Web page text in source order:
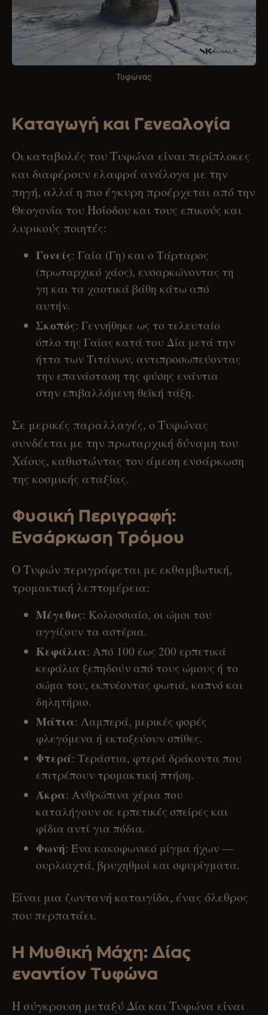
Τυφώνας
Καταγωγή και Γενεαλογία
Οι καταβολές του Τυφώνα είναι περίπλοκες
και διαφέρουν ελαφρά ανάλογα με την
πηγή, αλλά η πιο έγκυρη προέρχεται από την
Θεογονία του Ησίοδου και τους επικούς και
λυρικούς ποιητές:
Γονείς: Γαία (Γη) και ο Τάρταρος
(πρωταρχικό χάος), ενσαρκώνοντας τη
γη και τα χαοτικά βάθη κάτω από
αυτήν.
Σκοπός: Γεννήθηκε ως το τελευταίο
όπλο της Γαίας κατά του Δία μετά την
ήττα των Τιτάνων, αντιπροσωπεύοντας
την επανάσταση της φύσης ενάντια
στην επιβαλλόμενη θεϊκή τάξη.
Σε μερικές παραλλαγές, ο Τυφώνας
συνδέεται με την πρωταρχική δύναμη του
Χάους, καθιστώντας τον άμεση ενσάρκωση
της κοσμικής αταξίας.
Φυσική Περιγραφή:
Ενσάρκωση Τρόμου
Ο Τυφών περιγράφεται με εκθαμβωτική,
τρομακτική λεπτομέρεια:
Μέγεθος: Κολοσσιαίο, οι ώμοι του
αγγίζουν τα αστέρια.
Κεφάλια: Από 100 έως 200 ερπετικά
κεφάλια ξεπηδούν από τους ώμους ή το
σώμα του, εκπνέοντας φωτιά, καπνό και
δηλητήριο.
Μάτια: Λαμπερά, μερικές φορές
φλεγόμενα ή εκτοξεύουν σπίθες.
Φτερά: Τεράστια, φτερά δράκοντα που
επιτρέπουν τρομακτική πτήση.
Άκρα: Ανθρώπινα χέρια που
καταλήγουν σε ερπετικές σπείρες και
φίδια αντί για πόδια.
Φωνή: Ένα κακοφωνικό μίγμα ήχων —
ουρλιαχτά, βρυχηθμοί και σφυρίγματα.
Είναι μια ζωντανή καταιγίδα, ένας όλεθρος
που περπατάει.
Η Μυθική Μάχη: Δίας
εναντίον Τυφώνα
Η σύγκρουση μεταξύ Δία και Τυφώνα είναι